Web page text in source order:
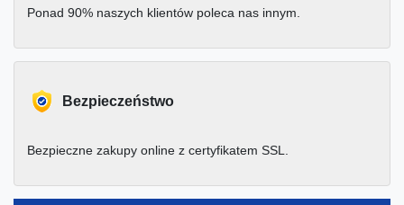
Ponad 90% naszych klientów poleca nas innym.
Bezpieczeństwo
Bezpieczne zakupy online z certyfikatem SSL.